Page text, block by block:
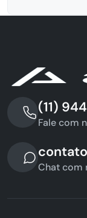
(11)
Fale com
Chat com